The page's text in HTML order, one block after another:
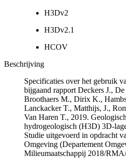
H3Dv2
H3Dv2.1
HCOV
Beschrijving
Specificaties over het gebruik
bijgaand rapport Deckers J.,
Broothaers M., Dirix K.,
Lanckacker T., Matthijs, J.,
Van Haren T., 2019.
hydrogeologisch (H3D) 3D-
Studie uitgevoerd in opdracht
Omgeving (Departement
Milieumaatschappij 2018/